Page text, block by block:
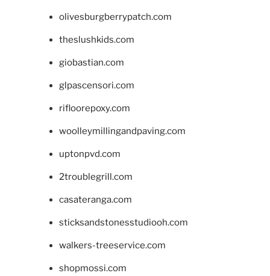
olivesburgberrypatch.com
theslushkids.com
giobastian.com
glpascensori.com
rifloorepoxy.com
woolleymillingandpaving.com
uptonpvd.com
2troublegrill.com
casateranga.com
sticksandstonesstudiooh.com
walkers-treeservice.com
shopmossi.com